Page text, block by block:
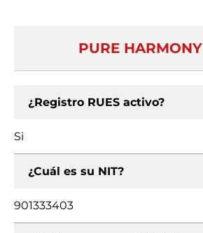
PURE
¿Registro RUES activo?
Si
¿Cuál es su NIT?
901333403